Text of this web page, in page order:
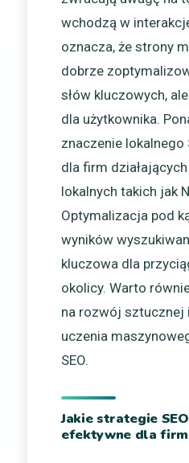
wchodzą w
oznacza, że strony
dobrze
słów kluczowych,
dla użytkownika.
znaczenie lokalnego
dla firm
lokalnych takich jak
Optymalizacja pod
wyników
kluczowa dla
okolicy. Warto
na rozwój sztucznej
uczenia
SEO.
Jakie strategie
efektywne dla firm